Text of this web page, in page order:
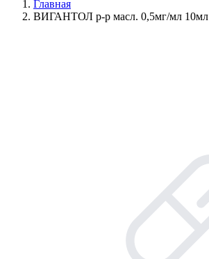
Главная
ВИГАНТОЛ р-р масл. 0,5мг/мл 10мл